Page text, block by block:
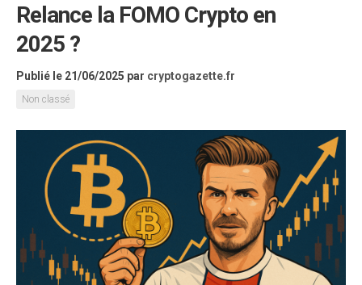
Relance la FOMO Crypto en
2025 ?
Publié le 21/06/2025 par cryptogazette.fr
Non classé